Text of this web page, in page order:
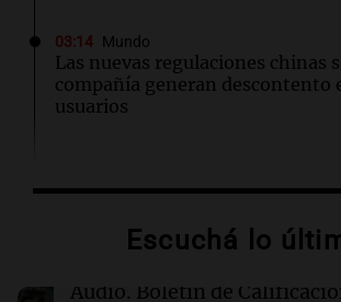
03:14 Mundo
Las nuevas regulaciones chinas
compañía generan descontento
usuarios
Congreso de EEUU investiga la
02:03 Tecnología
Escuchá lo
Audio. Boletín de